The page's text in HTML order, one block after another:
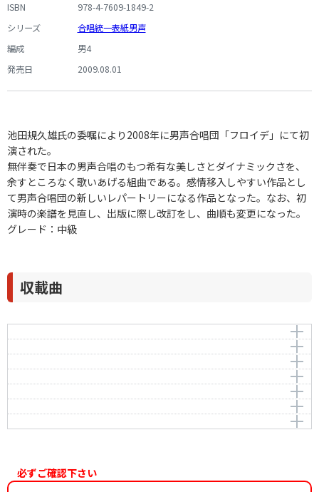
ISBN
978-4-7609-1849-2
シリーズ
合唱統一表紙男声
編成
男4
発売日
2009.08.01
池田規久雄氏の委嘱により2008年に男声合唱団「フロイデ」にて初
演された。
無伴奏で日本の男声合唱のもつ希有な美しさとダイナミックさを、
余すところなく歌いあげる組曲である。感情移入しやすい作品とし
て男声合唱団の新しいレパートリーになる作品となった。なお、初
演時の楽譜を見直し、出版に際し改訂をし、曲順も変更になった。
グレード：中級
収載曲
貫ぬく 光
作曲者：松下 耕
Matsushita，Kou
作詞者：八木重吉
秋の かなしみ
作曲者：松下 耕
Matsushita，Kou
作詞者：八木重吉
空が凝視(み)ている
作曲者：松下 耕
Matsushita，Kou
作詞者：八木重吉
はらへたまつてゆく かなしみ
作曲者：松下 耕
Matsushita，Kou
作詞者：八木重吉
雲
作曲者：松下 耕
Matsushita，Kou
葉
作曲者：松下 耕
うつくしいもの
作詞者：八木重吉
必ずご確認下さい